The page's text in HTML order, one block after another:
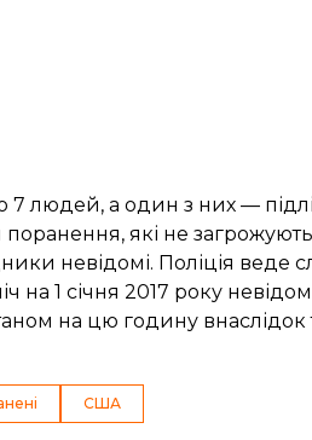
7 людей, а один з них —
які не загрожують
невідомі. Поліція веде
на 1 січня 2017 року
на цю годину внаслідок
США